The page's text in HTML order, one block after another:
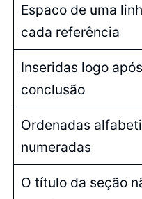
Espaco de uma
cada referência
Inseridas logo
conclusão
Ordenadas
numeradas
O título da seção